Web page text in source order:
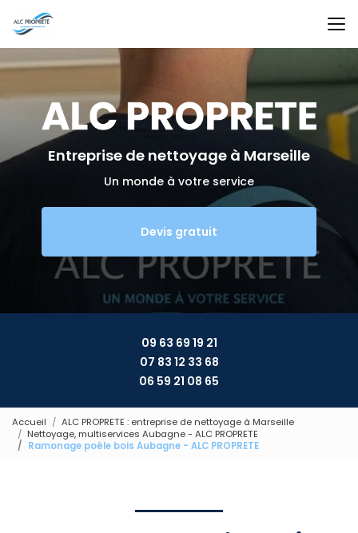
au
contenu
principal
Entreprise de nettoyage à Marseille
Un monde à votre service
Devis gratuit
09 63 69 19 21
07 83 12 33 68
06 59 21 08 65
Accueil
ALC PROPRETE : entreprise de nettoyage à Marseille
Nettoyage, multiservices Aubagne - ALC PROPRETE
Ramonage poêle bois Aubagne - ALC PROPRETE